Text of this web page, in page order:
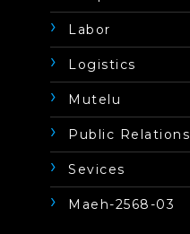
Labor
Logistics
Mutelu
Public Relations
Sevices
Maeh-2568-03